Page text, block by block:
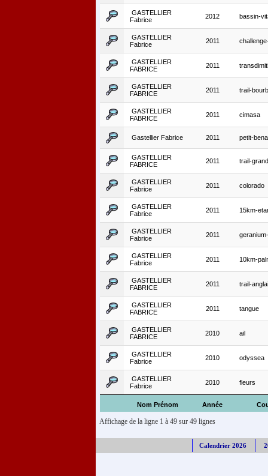
Nom Prénom Année
GASTELLIER
Fabrice
2012 bassin-
GASTELLIER
Fabrice
2011
GASTELLIER
FABRICE
2011
GASTELLIER
FABRICE
2011 trail-
GASTELLIER
FABRICE
2011 cimasa
Gastellier Fabrice 2011 petit-
GASTELLIER
FABRICE
2011 trail-
GASTELLIER
Fabrice
2011 colorado
GASTELLIER
Fabrice
2011 15km-
GASTELLIER
Fabrice
2011
GASTELLIER
Fabrice
2011 10km-
GASTELLIER
FABRICE
2011 trail-
GASTELLIER
FABRICE
2011 tangue
GASTELLIER
FABRICE
2010 ail
GASTELLIER
Fabrice
2010 odyssea
GASTELLIER
Fabrice
2010 fleurs
Affichage de la ligne 1 à 49 sur 49 lignes
Calendrier 2026